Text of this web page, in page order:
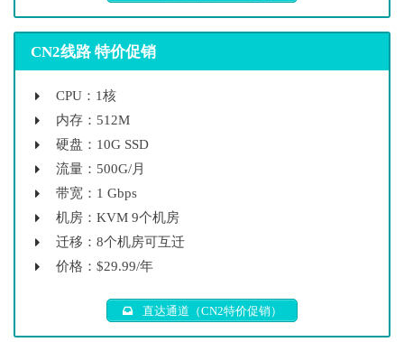
CN2线路 特价促销
CPU：1核
内存：512M
硬盘：10G SSD
流量：500G/月
带宽：1 Gbps
机房：KVM 9个机房
迁移：8个机房可互迁
价格：$29.99/年
直达通道（CN2特价促销）